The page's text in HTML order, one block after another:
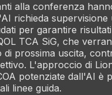
alla conferenza
richieda supervisione
per garantire
TCA SiG, che
di prossima uscita,
L'approccio di
potenziate dall'AI è
linee guida.